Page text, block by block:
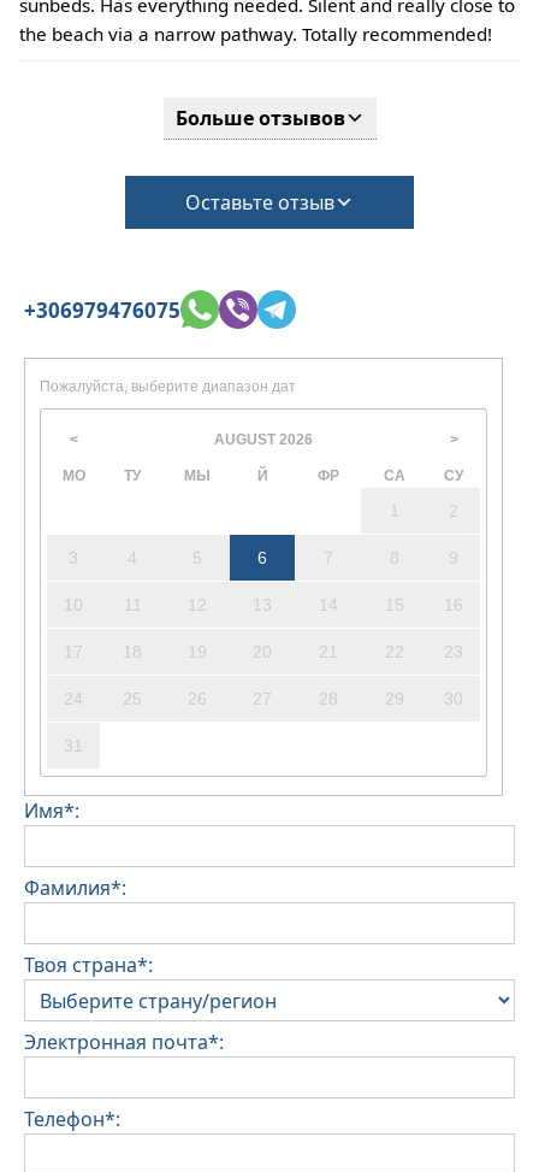
соблюдении особых условий может взиматься
дополнительная плата.
sunbeds. Has everything needed. Silent and really close to
the beach via a narrow pathway. Totally recommended!
Больше отзывов
Оставьте отзыв
+306979476075
Пожалуйста, выберите диапазон дат
< AUGUST 2026 >
МО ТУ МЫ Й ФР СА СУ
1 2
3 4 5 6 7 8 9
10 11 12 13 14 15 16
17 18 19 20 21 22 23
24 25 26 27 28 29 30
31
Имя*:
Фамилия*:
Твоя страна*:
Электронная почта*:
Телефон*: